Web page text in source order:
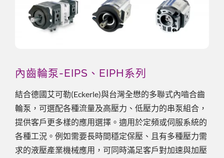
內齒輪泵-EIPS、EIPH系列
結合德國艾可勒(Eckerle)與台灣全懋的多聯式內嚙合齒
輪泵，可選配各種流量及高壓力、低壓力的串泵組合，
提供客戶更多樣的應用選擇。適用於定頻或伺服系統的
各種工況。例如需要長時間穩定保壓、且有多種壓力需
求的液壓產業機械應用，可同時滿足客戶對加速與加壓